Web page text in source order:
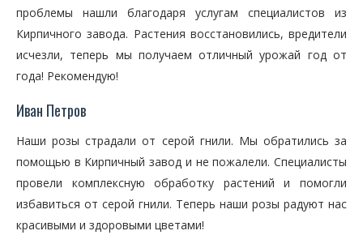
проблемы нашли благодаря услугам специалистов из
Кирпичного завода. Растения восстановились, вредители
исчезли, теперь мы получаем отличный урожай год от
года! Рекомендую!
Иван Петров
Наши розы страдали от серой гнили. Мы обратились за
помощью в Кирпичный завод и не пожалели. Специалисты
провели комплексную обработку растений и помогли
избавиться от серой гнили. Теперь наши розы радуют нас
красивыми и здоровыми цветами!